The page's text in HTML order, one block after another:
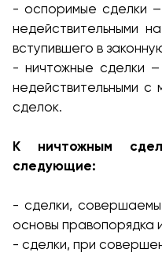
- оспоримые сделки
недействительными
вступившего в
- ничтожные сделки
недействительными
сделок.
К ничтожным
следующие:
- сделки,
основы правопорядка
- сделки, при